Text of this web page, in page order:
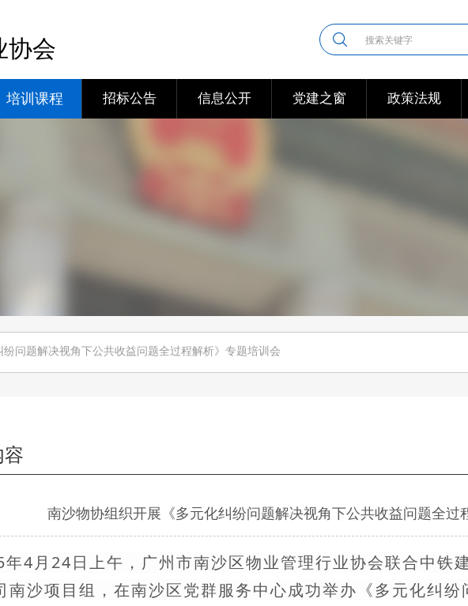
协会
培训课程 招标公告 信息公开 党建之窗 政策法规
问题解决视角下公共收益问题全过程解析》专题培训会
容
南沙物协组织开展《多元化纠纷问题解决视角下公共收益问题全过
4月24日上午，广州市南沙区物业管理行业协会联合中铁
南沙项目组，在南沙区党群服务中心成功举办《多元化纠